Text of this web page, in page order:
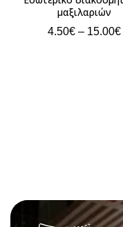
μαξιλαριών
4.50€ – 15.00€